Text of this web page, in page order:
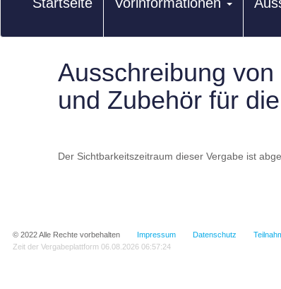
Ausschreibung
und Zubehör für
Der Sichtbarkeitszeitraum dieser Vergabe ist
© 2022Alle Rechte vorbehalten Impressum Datenschutz
Zeit der Vergabeplattform 06.08.2026 06:57:24